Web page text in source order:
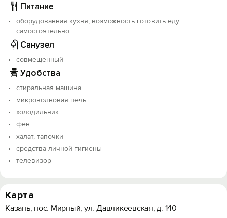
Питание
оборудованная кухня, возможность готовить еду
самостоятельно
Санузел
совмещенный
Удобства
стиральная машина
микроволновая печь
холодильник
фен
халат, тапочки
средства личной гигиены
телевизор
Карта
Казань, пос. Мирный, ул. Давликеевская, д. 140